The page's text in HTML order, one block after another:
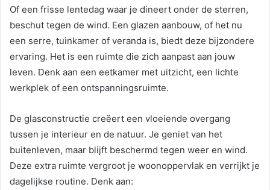
Of een frisse lentedag waar je dineert onder de sterren,
beschut tegen de wind. Een glazen aanbouw, of het nu
een serre, tuinkamer of veranda is, biedt deze bijzondere
ervaring. Het is een ruimte die zich aanpast aan jouw
leven. Denk aan een eetkamer met uitzicht, een lichte
werkplek of een ontspanningsruimte.
De glasconstructie creëert een vloeiende overgang
tussen je interieur en de natuur. Je geniet van het
buitenleven, maar blijft beschermd tegen weer en wind.
Deze extra ruimte vergroot je woonoppervlak en verrijkt je
dagelijkse routine. Denk aan: